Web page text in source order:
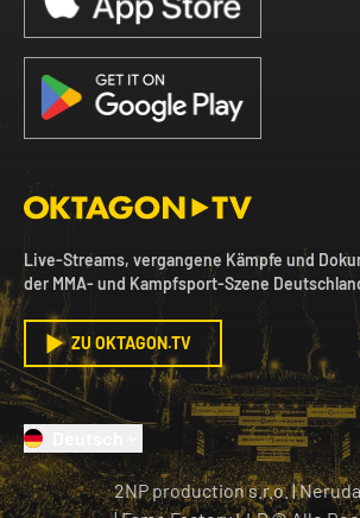
Live-Streams, vergangene Kämpfe und
der MMA- und Kampfsport-Szene
ZU OKTAGON.TV
2NP production s.r.o.|